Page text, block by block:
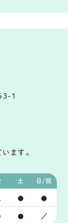
1
ます。
土 日/祝
● ●
● ／